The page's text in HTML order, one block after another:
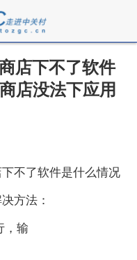
店下不了软件
店没法下应用
不了软件是什么情况
方法：
，输